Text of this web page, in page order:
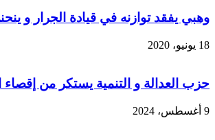
وهبي يفقد توازنه في قيادة الجرار و
18 يونيو، 2020
حزب العدالة و التنمية يستكر من إقصاء
9 أغسطس، 2024